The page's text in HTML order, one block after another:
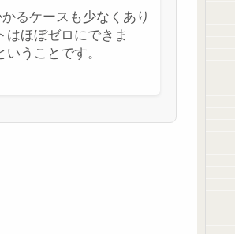
るケースも少なくあり
はほぼゼロにできま
うことです。